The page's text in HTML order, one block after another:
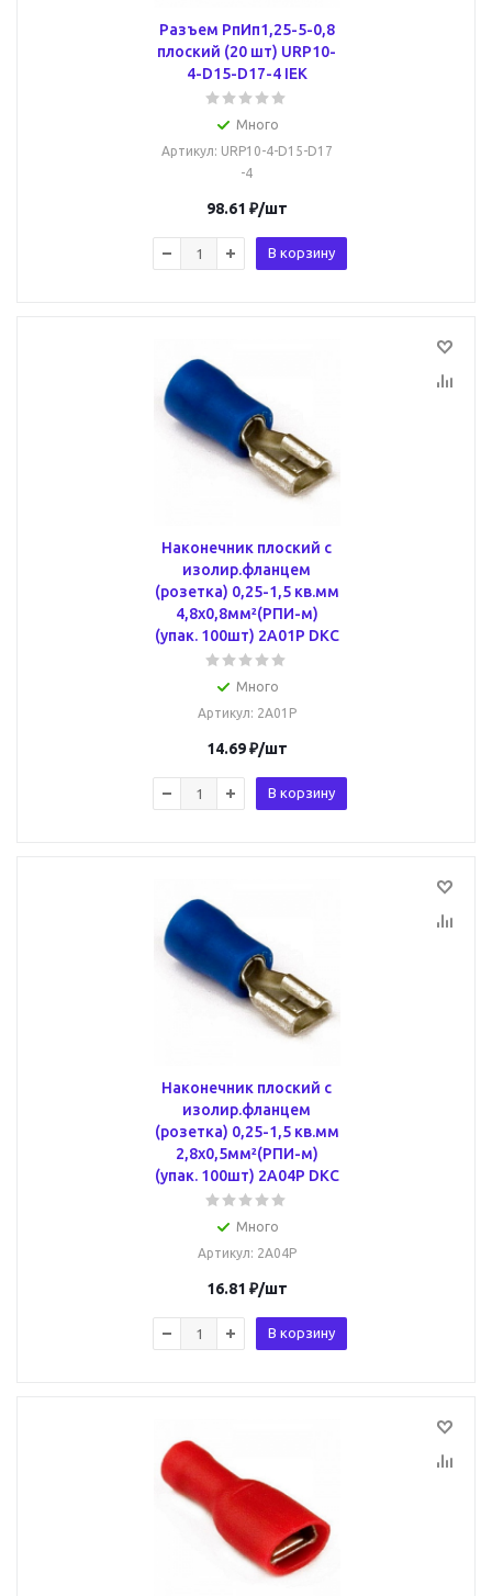
Разъем РпИп1,25-5-0,8
плоский (20 шт) URP10-
4-D15-D17-4 IEK
Много
Артикул: URP10-4-D15-D17
-4
98.61 ₽/шт
В корзину
Наконечник плоский с
изолир.фланцем
(розетка) 0,25-1,5 кв.мм
4,8х0,8мм²(РПИ-м)
(упак. 100шт) 2A01P DKC
Много
Артикул: 2A01P
14.69₽/шт
В корзину
Наконечник плоский с
изолир.фланцем
(розетка) 0,25-1,5 кв.мм
2,8х0,5мм²(РПИ-м)
(упак. 100шт) 2A04P DKC
Много
Артикул: 2A04P
16.81 ₽/шт
В корзину